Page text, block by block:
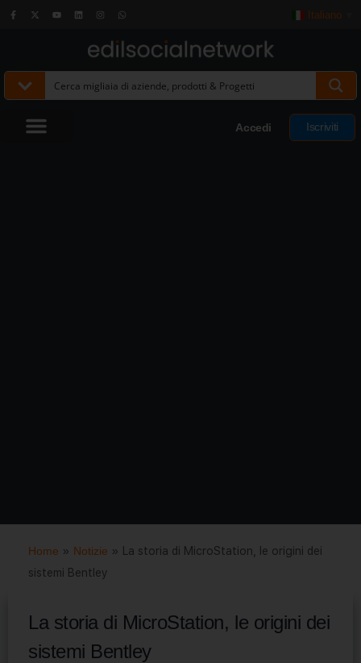
Italiano
Accedi Iscriviti
Home » Notizie »
La storia di MicroStation, le origini dei
sistemi Bentley
La storia di MicroStation, le origini dei
sistemi Bentley